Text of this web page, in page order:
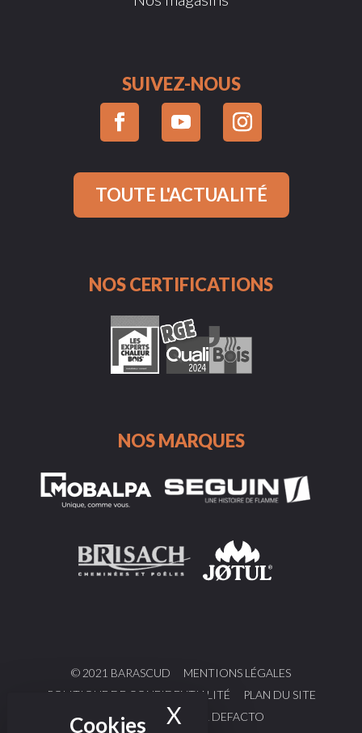
X Masquer le
SUIVEZ-NOUS
TOUTE L'ACTUALITÉ
NOS CERTIFICATIONS
NOS MARQUES
© 2021 BARASCUD
MENTIONS LÉGALES
POLITIQUE DE CONFIDENTIALITÉ
PLAN DU SITE
DESIGN & CODE PAR DEFACTO